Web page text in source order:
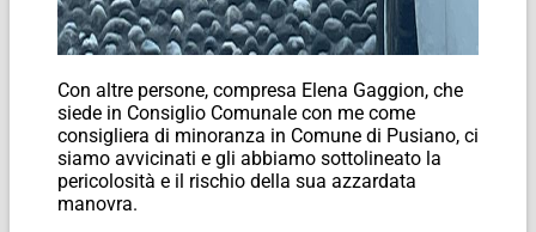
Con altre persone, compresa Elena Gaggion, che
siede in Consiglio Comunale con me come
consigliera di minoranza in Comune di Pusiano, ci
siamo avvicinati e gli abbiamo sottolineato la
pericolosità e il rischio della sua azzardata
manovra.